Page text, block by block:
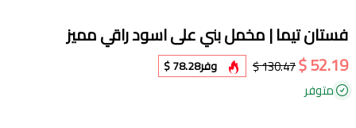
فستان تيما | مخمل بني على اسود راقي مميز
52.19 $
130.47 $ وفر78.28 $
متوفر